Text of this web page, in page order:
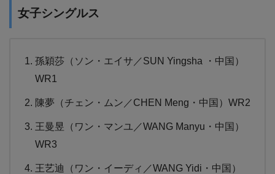
女子シングルス
孫穎莎（ソン・エイサ／SUN Yingsha ・中国）
WR1
陳夢（チェン・ムン／CHEN Meng・中国）WR2
王曼昱（ワン・マンユ／WANG Manyu・中国）
WR3
王艺迪（ワン・イーディ／WANG Yidi・中国）